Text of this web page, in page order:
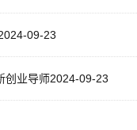
09-23
创业导师2024-09-23